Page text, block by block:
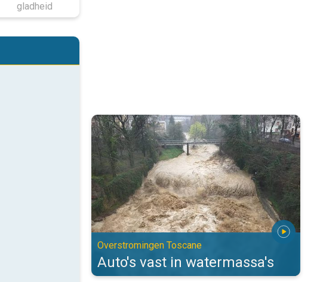
gladheid
Auto's vast in watermassa's. Overstromingen Toscane. . .
Overstromingen Toscane
Auto's vast in watermassa's